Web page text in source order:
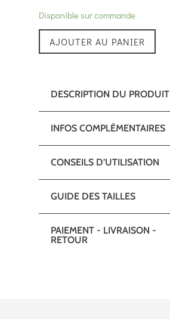
Disponible sur commande
AJOUTER AU PANIER
DESCRIPTION DU PRODUIT
INFOS COMPLÉMENTAIRES
CONSEILS D’UTILISATION
GUIDE DES TAILLES
PAIEMENT - LIVRAISON -
RETOUR